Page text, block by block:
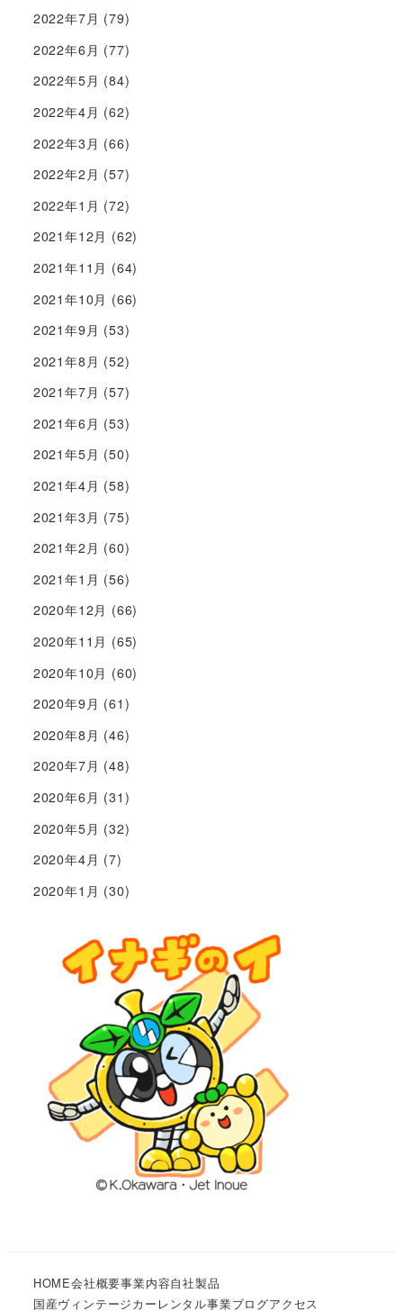
2022年7月 (79)
2022年6月 (77)
2022年5月 (84)
2022年4月 (62)
2022年3月 (66)
2022年2月 (57)
2022年1月 (72)
2021年12月 (62)
2021年11月 (64)
2021年10月 (66)
2021年9月 (53)
2021年8月 (52)
2021年7月 (57)
2021年6月 (53)
2021年5月 (50)
2021年4月 (58)
2021年3月 (75)
2021年2月 (60)
2021年1月 (56)
2020年12月 (66)
2020年11月 (65)
2020年10月 (60)
2020年9月 (61)
2020年8月 (46)
2020年7月 (48)
2020年6月 (31)
2020年5月 (32)
2020年4月 (7)
2020年1月 (30)
HOME会社概要事業内容自社製品
国産ヴィンテージカーレンタル事業ブログアクセス